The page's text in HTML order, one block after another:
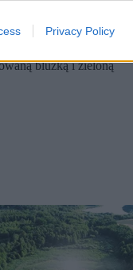
Privacy Policy
Irena Pietras.
Na palcach mienią
bluzką i zieloną